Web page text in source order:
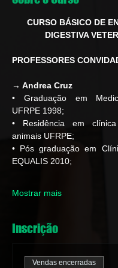
CURSO BÁSICO DE
DIGESTIVA
PROFESSORES
→ Andrea Cruz
• Graduação em
UFRPE 1998;
• Residência em
animais UFRPE;
• Pós graduação em
EQUALIS 2010;
Mostrar mais
Inscrição
Vendas encerradas